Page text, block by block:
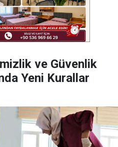
ve Güvenlik
Yeni Kurallar